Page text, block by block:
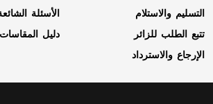
التسليم والاستلام
تتبع الطلب للزائر
الإرجاع والاسترداد
الأسئلة
دليل المقاسات